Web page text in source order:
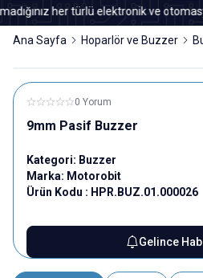
her türlü elektronik ve
Ana Sayfa Hoparlör ve Buzzer
0 Yorum
9mm Pasif Buzzer
Kategori: Buzzer
Marka: Motorobit
Ürün Kodu : HPR.BUZ.01.000026
Gelince